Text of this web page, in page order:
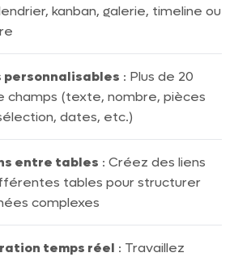
kanban, galerie, timeline ou
personnalisables : Plus de 20
champs (texte, nombre, pièces
dates, etc.)
entre tables : Créez des liens
tables pour structurer
complexes
temps réel : Travaillez